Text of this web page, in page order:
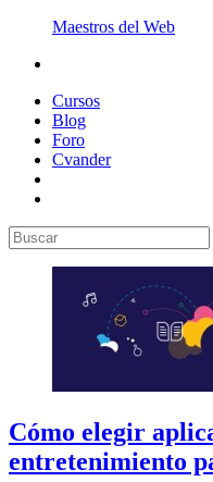
Maestros del Web
Cursos
Blog
Foro
Cvander
Cómo elegir
entretenimiento